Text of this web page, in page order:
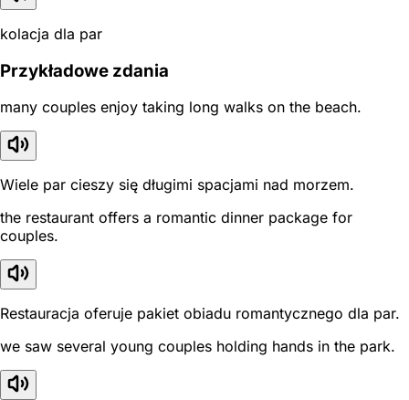
kolacja dla par
Przykładowe zdania
many couples enjoy taking long walks on the beach.
Wiele par cieszy się długimi spacjami nad morzem.
the restaurant offers a romantic dinner package for
couples.
Restauracja oferuje pakiet obiadu romantycznego dla par.
we saw several young couples holding hands in the park.